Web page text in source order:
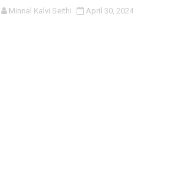
குழந்தைகள் பாதுகாப்பு
Minnal Kalvi Seithi April 30, 2024